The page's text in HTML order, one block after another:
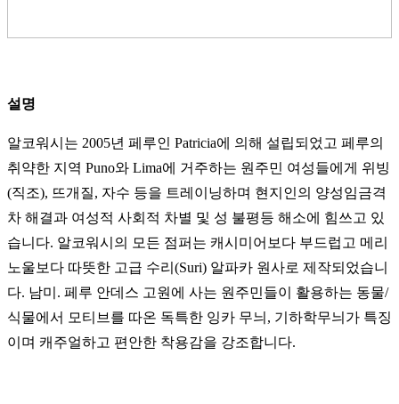
설명
알코워시는 2005년 페루인 Patricia에 의해 설립되었고 페루의
취약한 지역 Puno와 Lima에 거주하는 원주민 여성들에게 위빙
(직조), 뜨개질, 자수 등을 트레이닝하며 현지인의 양성임금격
차 해결과 여성적 사회적 차별 및 성 불평등 해소에 힘쓰고 있
습니다. 알코워시의 모든 점퍼는 캐시미어보다 부드럽고 메리
노울보다 따뜻한 고급 수리(Suri) 알파카 원사로 제작되었습니
다. 남미. 페루 안데스 고원에 사는 원주민들이 활용하는 동물/
식물에서 모티브를 따온 독특한 잉카 무늬, 기하학무늬가 특징
이며 캐주얼하고 편안한 착용감을 강조합니다.